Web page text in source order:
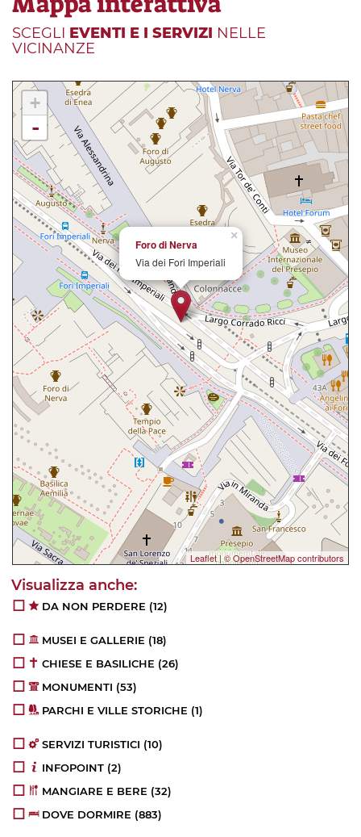
SCEGLI EVENTI E I SERVIZI NELLE
VICINANZE
×
Foro di Nerva
Via dei Fori Imperiali
+
-
Leaflet|© OpenStreetMap contributors
DA NON PERDERE (12)
MUSEI E GALLERIE (18)
CHIESE E BASILICHE (26)
MONUMENTI (53)
PARCHI E VILLE STORICHE (1)
SERVIZI TURISTICI (10)
INFOPOINT (2)
MANGIARE E BERE (32)
DOVE DORMIRE (883)